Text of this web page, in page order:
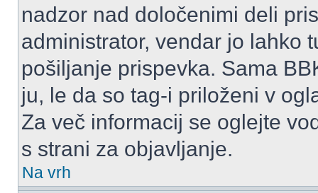
nadzor nad določenimi deli
administrator, vendar jo lahko
pošiljanje prispevka. Sama
ju, le da so tag-i priloženi v
Za več informacij se oglejte
s strani za objavljanje.
Na vrh